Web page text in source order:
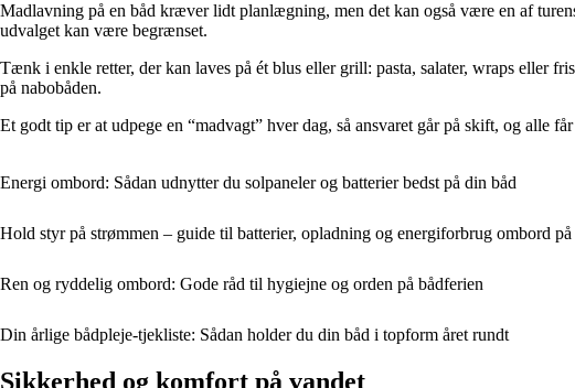
Madlavning på en båd kræver lidt planlægning, men det kan også være en af
udvalget kan være begrænset.
Tænk i enkle retter, der kan laves på ét blus eller grill: pasta, salater, wraps eller
på nabobåden.
Et godt tip er at udpege en “madvagt” hver dag, så ansvaret går på skift, og alle
Energi ombord: Sådan udnytter du solpaneler og batterier bedst på din båd
Hold styr på strømmen – guide til batterier, opladning og energiforbrug ombord på
Ren og ryddelig ombord: Gode råd til hygiejne og orden på bådferien
Din årlige bådpleje-tjekliste: Sådan holder du din båd i topform året rundt
Sikkerhed og komfort på vandet